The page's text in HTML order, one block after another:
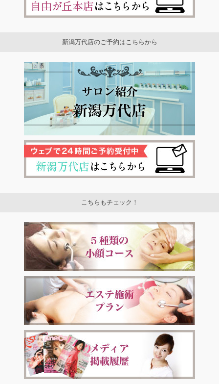
新潟万代店のご予約はこちらから
こちらもチェック！